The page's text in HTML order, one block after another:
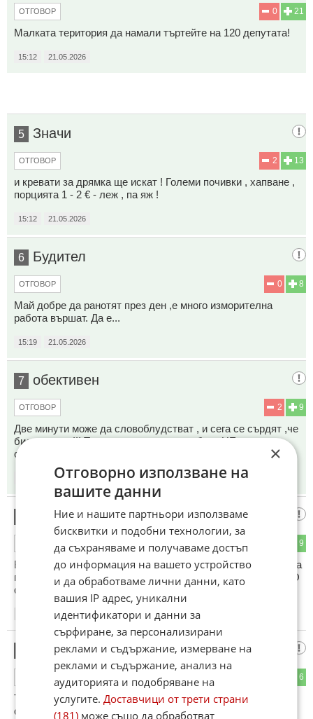
21
0
ОТГОВОР
Малката територия да намали търтейте на 120 депутата!
15:12 21.05.2026
5 Значи
13
2
ОТГОВОР
и кревати за дрямка ще искат ! Големи почивки , хапване ,
порцията 1 - 2 € - леж , па яж !
15:12 21.05.2026
6 Будител
8
0
ОТГОВОР
Май добре да ранотят през ден ,е много изморителна
работа вършат. Да е...
15:19 21.05.2026
7 обективен
9
2
ОТГОВОР
Две минути може да словоблудстват , и сега се сърдят ,че
били малко !!! Та вие и за два лева работа НЕ сте
свършили !!
21.05.2026
Боташа или ботуша на терора
9
Боже, Божеее...докъде ни докараха крадците на Боташа да
почна да цъкам положителни оценки на боклуците от НПО
сектата Педрохан!
21.05.2026
Дориана
6
Точно така, крути мерки срещу Борисов, Пеевски и
останалите от опозицията които освен да саботират и
×
Отговорно използване на
вашите данни
Ние и нашите партньори използваме
бисквитки и подобни технологии, за
да съхраняваме и получаваме достъп
до информация на вашето устройство
и да обработваме лични данни, като
вашия IP адрес, уникални
идентификатори и данни за
сърфиране, за персонализирани
реклами и съдържание, измерване на
реклами и съдържание, анализ на
аудиторията и подобряване на
услугите.Доставчици от трети страни
(181) може също да обработват